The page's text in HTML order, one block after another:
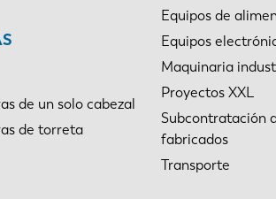
de un solo cabezal
de torreta
Equipos de
Equipos
Maquinaria
Proyectos XXL
Subcontratación
fabricados
Transporte